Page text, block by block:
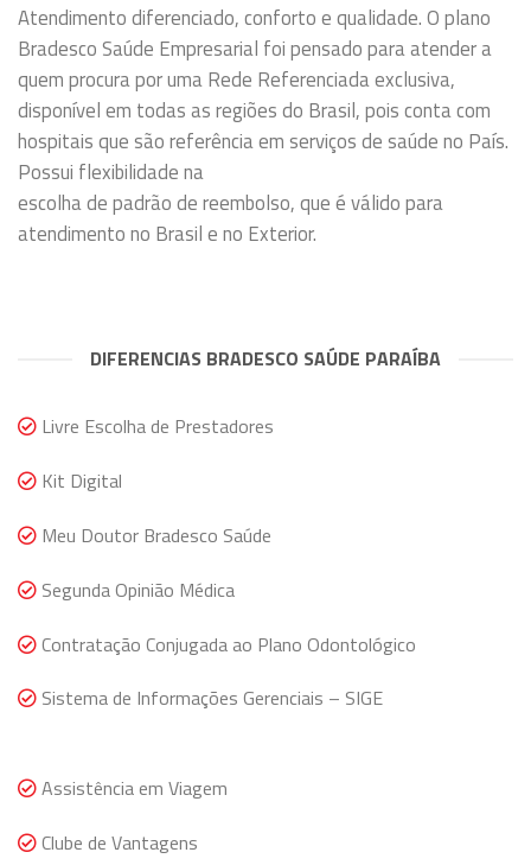
Atendimento diferenciado, conforto e qualidade. O plano
Bradesco Saúde Empresarial foi pensado para atender a
quem procura por uma Rede Referenciada exclusiva,
disponível em todas as regiões do Brasil, pois conta com
hospitais que são referência em serviços de saúde no País.
Possui flexibilidade na
escolha de padrão de reembolso, que é válido para
atendimento no Brasil e no Exterior.
DIFERENCIAS BRADESCO SAÚDE PARAÍBA
Livre Escolha de Prestadores
Kit Digital
Meu Doutor Bradesco Saúde
Segunda Opinião Médica
Contratação Conjugada ao Plano Odontológico
Sistema de Informações Gerenciais – SIGE
Assistência em Viagem
Clube de Vantagens